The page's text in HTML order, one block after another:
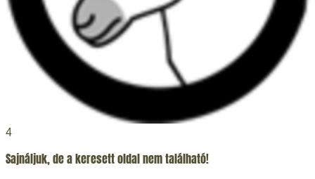
4
Sajnáljuk, de a keresett oldal nem található!